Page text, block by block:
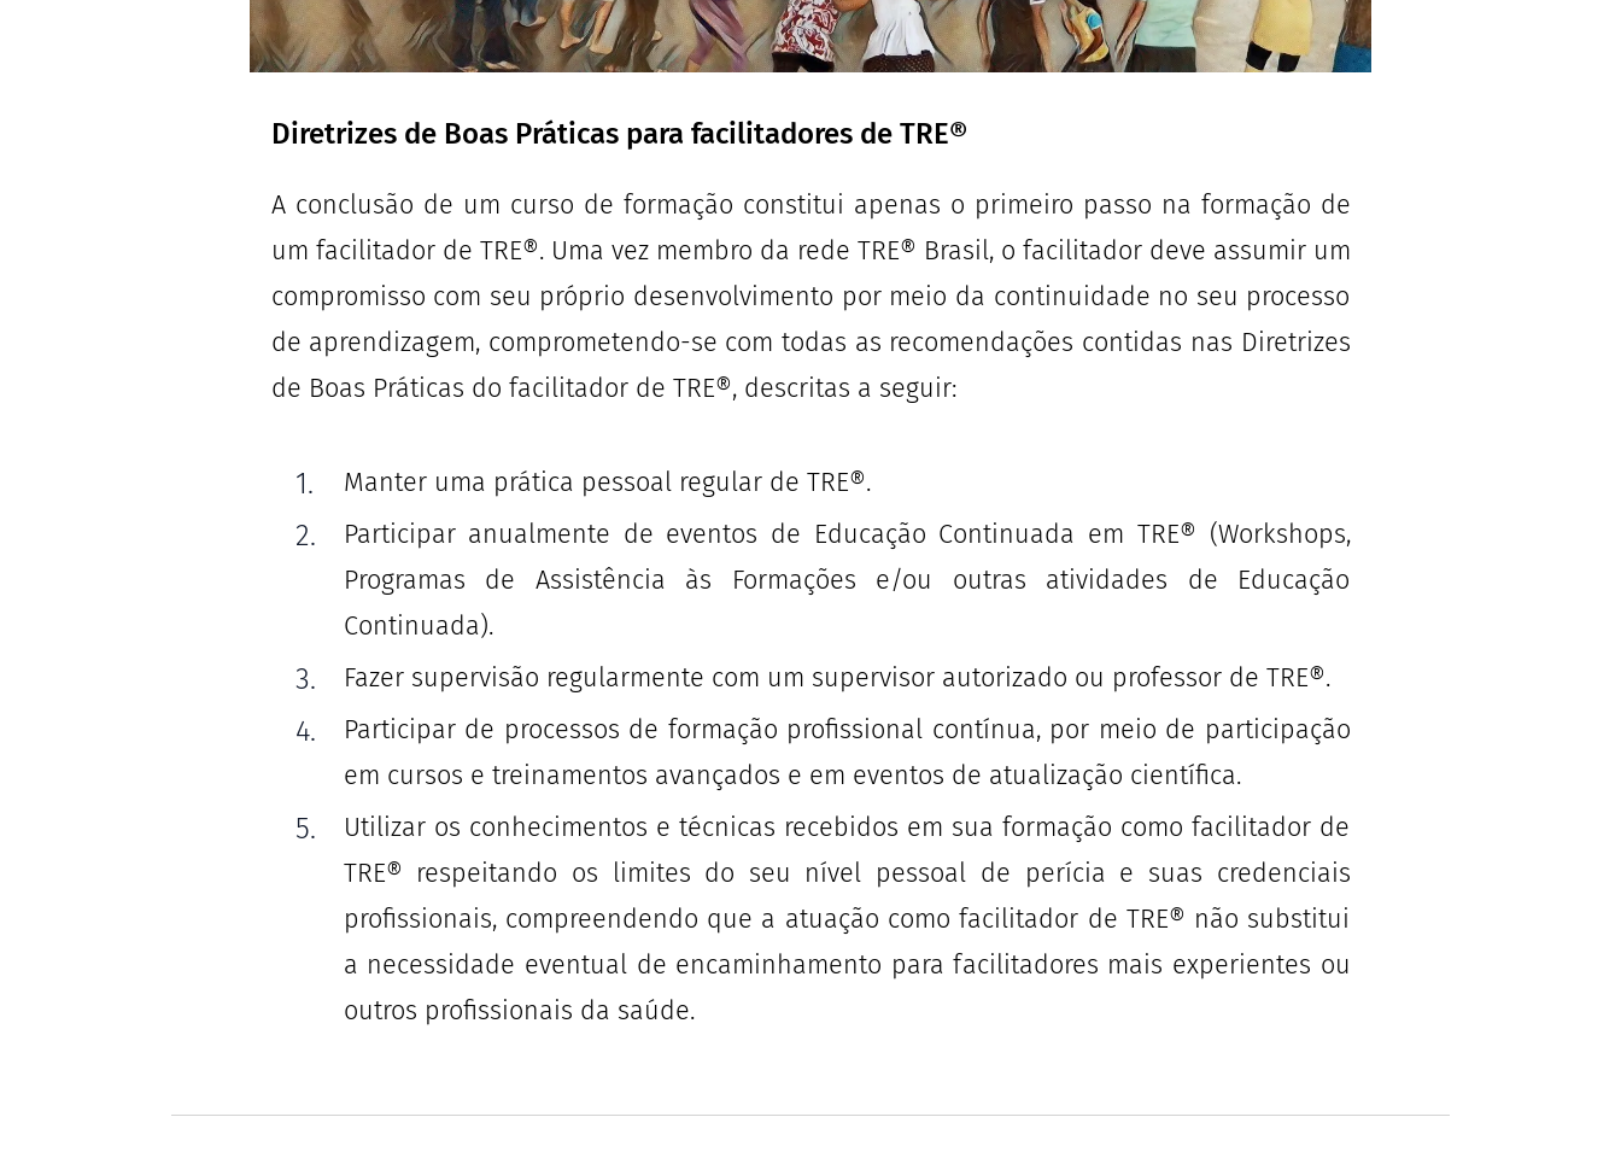
Diretrizes de Boas Práticas para facilitadores de TRE®
A conclusão de um curso de formação constitui apenas o primeiro passo na formação de
um facilitador de TRE®. Uma vez membro da rede TRE® Brasil, o facilitador deve assumir um
compromisso com seu próprio desenvolvimento por meio da continuidade no seu processo
de aprendizagem, comprometendo-se com todas as recomendações contidas nas Diretrizes
de Boas Práticas do facilitador de TRE®, descritas a seguir:
Manter uma prática pessoal regular de TRE®.
Participar anualmente de eventos de Educação Continuada em TRE® (Workshops,
Programas de Assistência às Formações e/ou outras atividades de Educação
Continuada).
Fazer supervisão regularmente com um supervisor autorizado ou professor de TRE®.
Participar de processos de formação profissional contínua, por meio de participação
em cursos e treinamentos avançados e em eventos de atualização científica.
Utilizar os conhecimentos e técnicas recebidos em sua formação como facilitador de
TRE® respeitando os limites do seu nível pessoal de perícia e suas credenciais
profissionais, compreendendo que a atuação como facilitador de TRE® não substitui
a necessidade eventual de encaminhamento para facilitadores mais experientes ou
outros profissionais da saúde.